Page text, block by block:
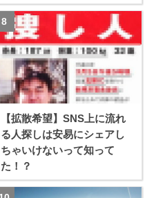
【拡散希望】SNS上に流れ
る人探しは安易にシェアし
ちゃいけないって知って
た！？